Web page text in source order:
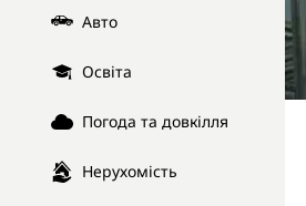
Авто
Освіта
Погода та довкілля
Нерухомість